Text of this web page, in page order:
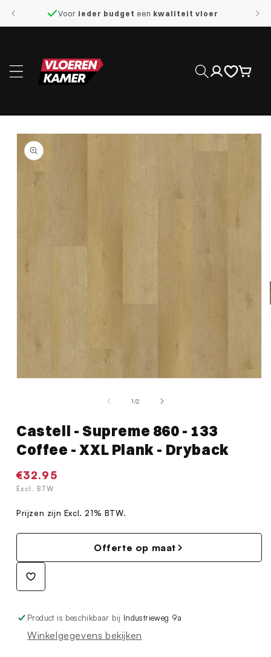
naar de
Voor ieder budget een kwaliteit vloer
Inloggen
direct naar
1/van
2
Castell - Supreme 860 - 133
Coffee - XXL Plank - Dryback
Normale
prijs
€32.95
Excl. BTW
Prijzen zijn Excl. 21% BTW.
Offerte op maat
Product is beschikbaar bij Industrieweg 9a
Winkelgegevens bekijken